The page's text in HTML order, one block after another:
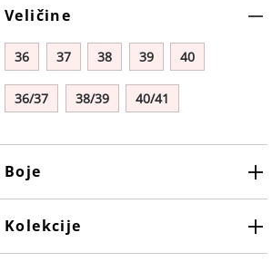
Veličine
36 37 38 39 40
36/37 38/39 40/41
Boje
Kolekcije